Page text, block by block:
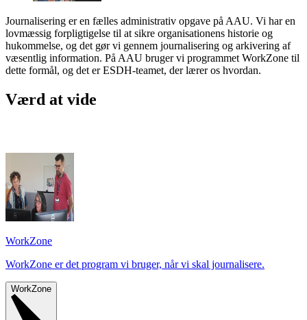
Journalisering er en fælles administrativ opgave på AAU. Vi har en
lovmæssig forpligtigelse til at sikre organisationens historie og
hukommelse, og det gør vi gennem journalisering og arkivering af
væsentlig information. På AAU bruger vi programmet WorkZone til
dette formål, og det er ESDH-teamet, der lærer os hvordan.
Værd at vide
WorkZone
WorkZone er det program vi bruger, når vi skal journalisere.
WorkZone